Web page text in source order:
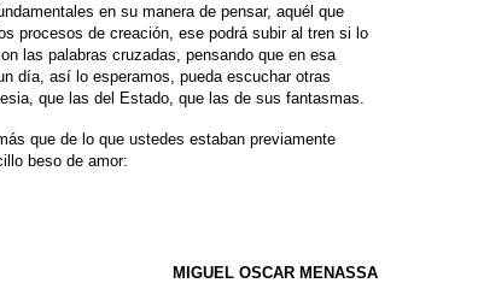
en su manera de pensar, aquél que
procesos de creación, ese podrá subir al tren si lo
las palabras cruzadas, pensando que en esa
día, así lo esperamos, pueda escuchar otras
que las del Estado, que las de sus fantasmas.
que de lo que ustedes estaban previamente
beso de amor:
MIGUEL OSCAR MENASSA